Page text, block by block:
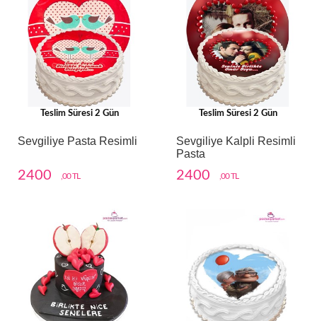
Teslim Süresi 2 Gün
Sevgiliye Pasta Resimli
2400 ,00 TL
Teslim Süresi 2 Gün
Sevgiliye Kalpli Resimli
Pasta
2400 ,00 TL